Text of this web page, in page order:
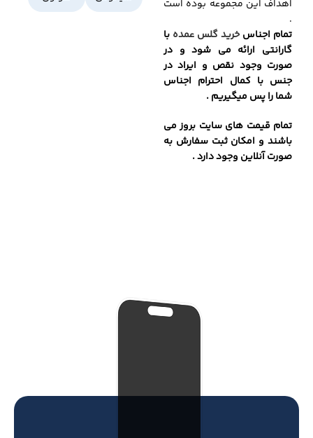
اهداف این مجموعه بوده است
.
تمام اجناسخرید گلس عمده با
گارانتی ارائه می شود و در
صورت وجود نقص و ایراد در
جنس با کمال احترام اجناس
شما را پس میگیریم .
تمام قیمت های سایت بروز می
باشند و امکان ثبت سفارش به
صورت آنلاین وجود دارد .